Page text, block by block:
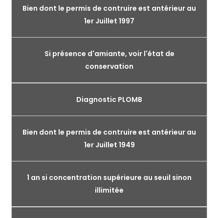
Bien dont le permis de contruire est antérieur au
1er Juillet 1997
Si présence d'amiante, voir l'état de
conservation
Diagnostic PLOMB
Bien dont le permis de contruire est antérieur au
1er Juillet 1949
1 an si concentration supérieure au seuil sinon
illimitée